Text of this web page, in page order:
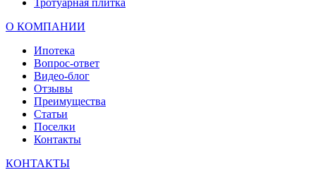
О КОМПАНИИ
Ипотека
Вопрос-ответ
Видео-блог
Отзывы
Преимущества
Статьи
Поселки
Контакты
КОНТАКТЫ